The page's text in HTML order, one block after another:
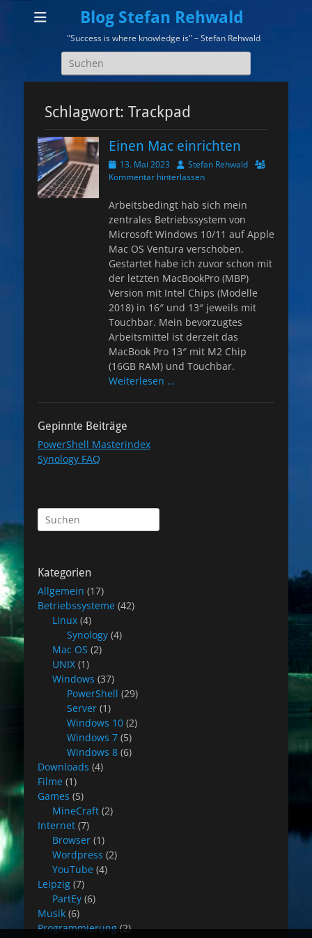
Blog Stefan Rehwald
"Success is where knowledge is" – Stefan Rehwald
Suchen
nach:
Schlagwort: Trackpad
Einen Mac einrichten
Veröffentlicht
am
13. Mai 2023 AutorStefan Rehwald
Kommentar hinterlassen
Arbeitsbedingt hab sich mein
zentrales Betriebssystem von
Microsoft Windows 10/11 auf Apple
Mac OS Ventura verschoben.
Gestartet habe ich zuvor schon mit
der letzten MacBookPro (MBP)
Version mit Intel Chips (Modelle
2018) in 16″ und 13″ jeweils mit
Touchbar. Mein bevorzugtes
Arbeitsmittel ist derzeit das
MacBook Pro 13″ mit M2 Chip
(16GB RAM) und Touchbar.
Weiterlesen …
Gepinnte Beiträge
PowerShell Masterindex
Synology FAQ
Suchen
nach:
Kategorien
Allgemein (17)
Betriebssysteme (42)
Linux (4)
Synology (4)
Mac OS (2)
UNIX (1)
Windows (37)
PowerShell (29)
Server (1)
Windows 10 (2)
Windows 7 (5)
Windows 8 (6)
Downloads (4)
Filme (1)
Games (5)
MineCraft (2)
Internet (7)
Browser (1)
Wordpress (2)
YouTube (4)
Leipzig (7)
PartEy (6)
Musik (6)
Programmierung (2)